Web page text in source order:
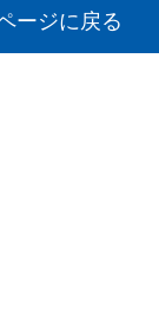
ージに戻る